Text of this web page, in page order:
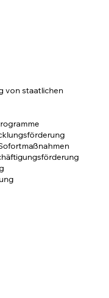
von staatlichen